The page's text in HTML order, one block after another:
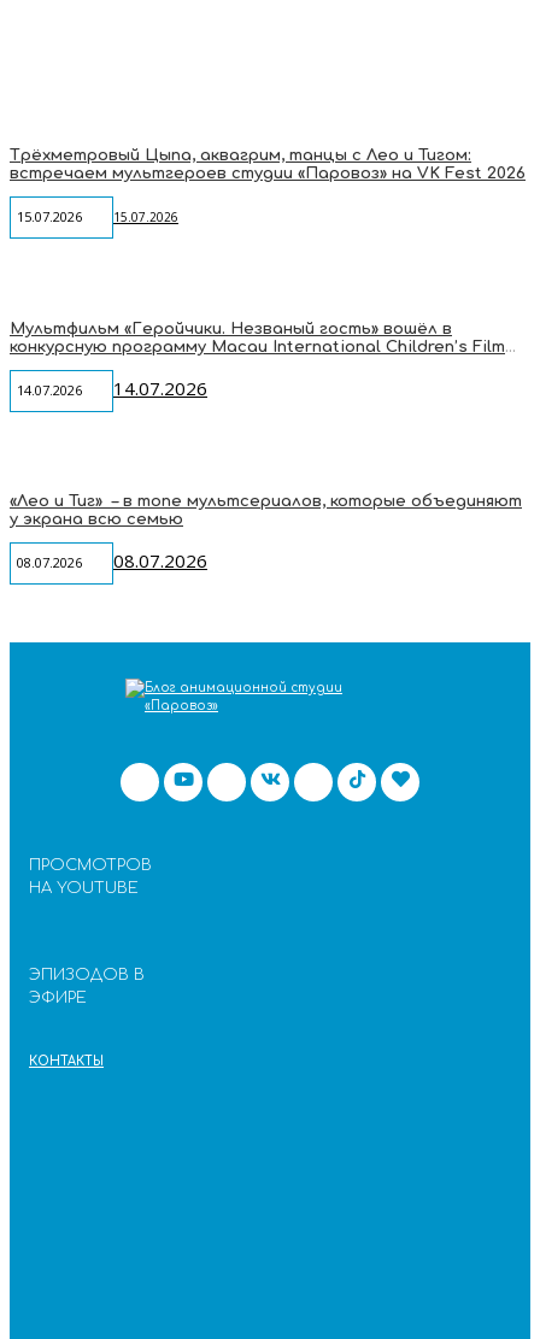
Трёхметровый Цыпа, аквагрим, танцы с Лео и Тигом:
встречаем мультгероев студии «Паровоз» на VK Fest 2026
15.07.2026 15.07.2026
Мультфильм «Геройчики. Незваный гость» вошёл в
конкурсную программу Macau International Children’s Film
14.07.2026 14.07.2026
«Лео и Тиг» – в топе мультсериалов, которые объединяют
у экрана всю семью
08.07.2026 08.07.2026
ПРОСМОТРОВ
НА YOUTUBE
ЭПИЗОДОВ В
ЭФИРЕ
КОНТАКТЫ